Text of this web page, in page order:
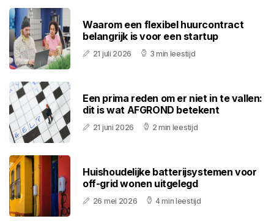
Waarom een flexibel huurcontract
belangrijk is voor een startup
21 juli 2026 3 min leestijd
Een prima reden om er niet in te vallen:
dit is wat AFGROND betekent
21 juni 2026 2 min leestijd
Huishoudelijke batterijsystemen voor
off-grid wonen uitgelegd
26 mei 2026 4 min leestijd